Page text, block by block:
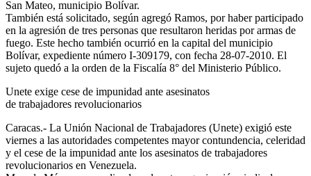
San Mateo, municipio Bolívar.
También está solicitado, según agregó Ramos, por haber participado
en la agresión de tres personas que resultaron heridas por armas de
fuego. Este hecho también ocurrió en la capital del municipio
Bolívar, expediente número I-309179, con fecha 28-07-2010. El
sujeto quedó a la orden de la Fiscalía 8° del Ministerio Público.
Unete exige cese de impunidad ante asesinatos
de trabajadores revolucionarios
Caracas.- La Unión Nacional de Trabajadores (Unete) exigió este
viernes a las autoridades competentes mayor contundencia, celeridad
y el cese de la impunidad ante los asesinatos de trabajadores
revolucionarios en Venezuela.